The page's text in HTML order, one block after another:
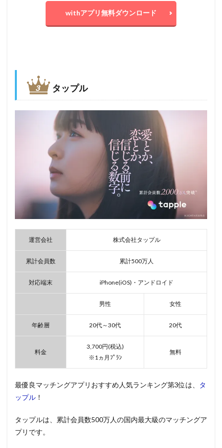
withアプリ無料ダウンロード
タップル
運営会社 株式会社タップル
累計会員数 累計500万人
対応端末 iPhone(iOS)・アンドロイド
男性 女性
年齢層 20代～30代 20代
料金
3,700円(税込)
※1ヵ月ﾌﾟﾗﾝ
無料
最優良マッチングアプリおすすめ人気ランキング第3位は、
タ
ップル ！
タップルは、累計会員数500万人の国内最大級のマッチングア
プリです。